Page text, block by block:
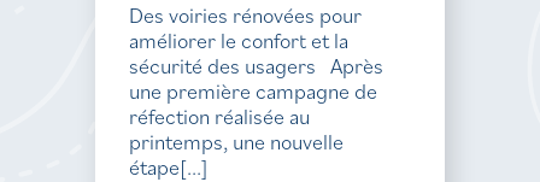
Des voiries rénovées pour
améliorer le confort et la
sécurité des usagers Après
une première campagne de
réfection réalisée au
printemps, une nouvelle
étape[...]